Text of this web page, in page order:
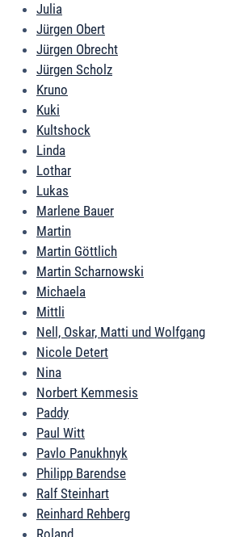
Julia
Jürgen Obert
Jürgen Obrecht
Jürgen Scholz
Kruno
Kuki
Kultshock
Linda
Lothar
Lukas
Marlene Bauer
Martin
Martin Göttlich
Martin Scharnowski
Michaela
Mittli
Nell, Oskar, Matti und Wolfgang
Nicole Detert
Nina
Norbert Kemmesis
Paddy
Paul Witt
Pavlo Panukhnyk
Philipp Barendse
Ralf Steinhart
Reinhard Rehberg
Roland